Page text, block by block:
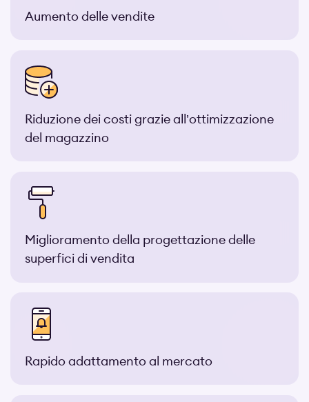
Aumento delle vendite
Riduzione dei costi grazie all’ottimizzazione
del magazzino
Miglioramento della progettazione delle
superfici di vendita
Rapido adattamento al mercato